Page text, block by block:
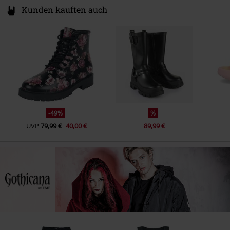
Kunden kauften auch
-49%
UVP 79,99 € 40,00 €
%
89,99 €